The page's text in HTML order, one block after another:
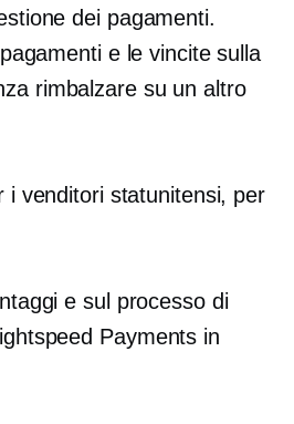
dei pagamenti.
e le vincite sulla
rimbalzare su un altro
i venditori statunitensi, per
e sul processo di
Payments in